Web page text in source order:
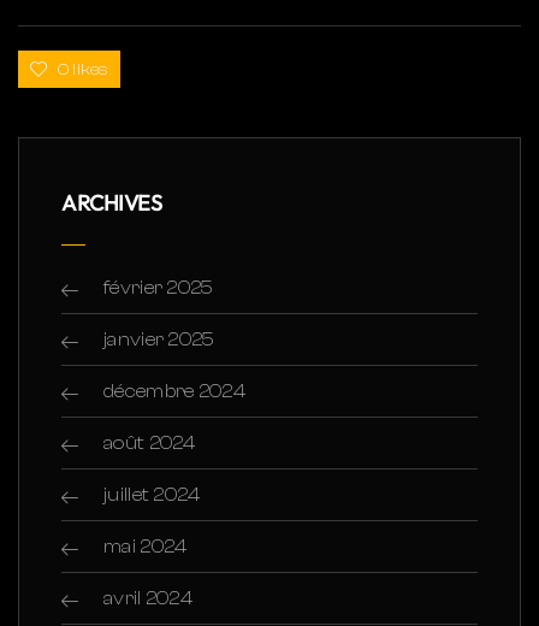
0 likes
ARCHIVES
février 2025
janvier 2025
décembre 2024
août 2024
juillet 2024
mai 2024
avril 2024